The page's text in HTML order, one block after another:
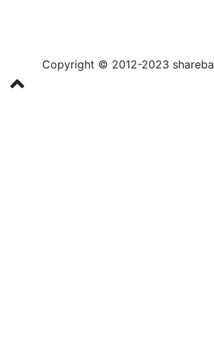
Copyright © 2012-2023